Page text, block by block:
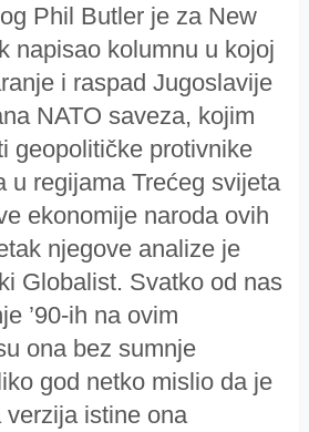
Phil Butler je za New
napisao kolumnu u kojoj
i raspad Jugoslavije
NATO saveza, kojim
geopolitičke protivnike
u regijama Trećeg svijeta
ekonomije naroda ovih
njegove analize je
Globalist. Svatko od nas
’90-ih na ovim
ona bez sumnje
god netko mislio da je
istine ona